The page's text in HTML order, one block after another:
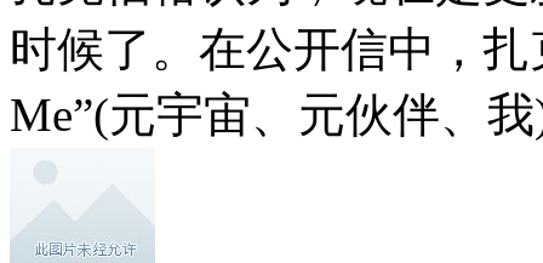
时候了。在公开信中，扎
Me”(元宇宙、元伙伴、